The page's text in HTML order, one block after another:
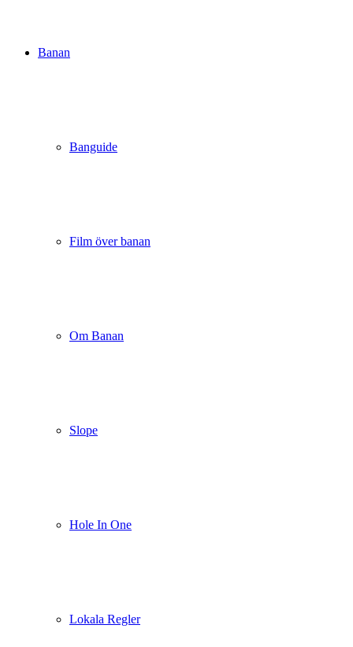
Banan
Banguide
Film över banan
Om Banan
Slope
Hole In One
Lokala Regler